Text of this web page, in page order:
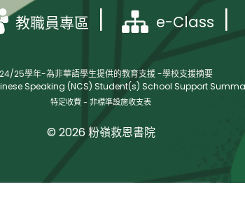
教職員專區 e-Class
25學年-為非華語學生提供的教育支援 -學校支援摘要
Speaking (NCS) Student(s) School Support
特定收費 - 非標準設施收支表
© 2026 粉嶺救恩書院